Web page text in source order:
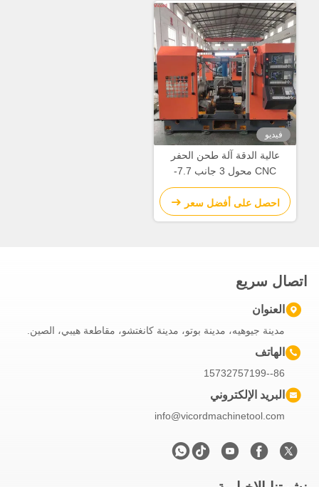
آلة طحن الحفر
CNC محول 3 جانب 7.7-
أفضل سعر
مدينة بوتو، مدينة كانغتشو، مقاطعة هيبي، الصين.